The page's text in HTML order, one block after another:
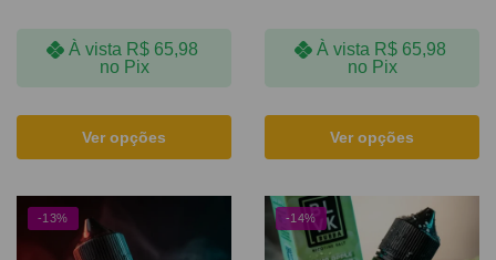
À vista R$65,98
no Pix
Ver opções
À vista R$65,98
no Pix
Ver opções
-13% -14%